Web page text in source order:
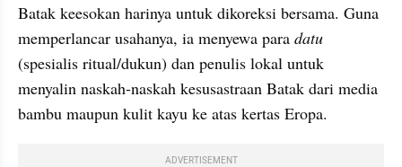
Batak keesokan harinya untuk dikoreksi bersama. Guna
memperlancar usahanya, ia menyewa para datu
(spesialis ritual/dukun) dan penulis lokal untuk
menyalin naskah-naskah kesusastraan Batak dari media
bambu maupun kulit kayu ke atas kertas Eropa.
ADVERTISEMENT